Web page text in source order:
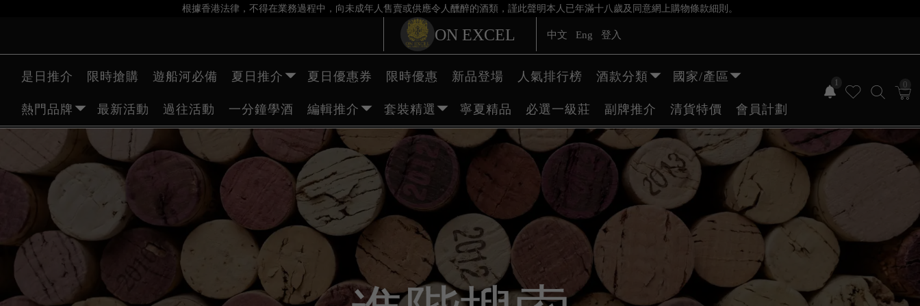
根據香港法律，不得在業務過程中，向未成年人售賣或供應令人醺醉的酒類，謹此聲明本人已年滿十八歲及同意網上購物條款細則。
ON EXCEL 中文 Eng 登入
1 0
是日推介 限時搶購 遊船河必備 夏日推介 夏日優惠券 限時優惠 新品登場 人氣排行榜 酒款分類 國家/產區
熱門品牌 最新活動 過往活動 一分鐘學酒 編輯推介 套裝精選 寧夏精品 必選一級莊 副牌推介 清貨特價 會員計劃